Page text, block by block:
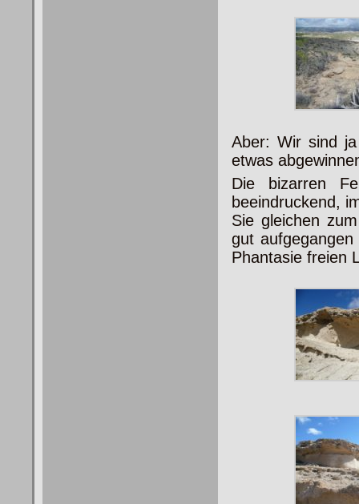
Aber: Wir sind
etwas
Die bizarren
beeindruckend,
Sie gleichen
gut
Phantasie freien